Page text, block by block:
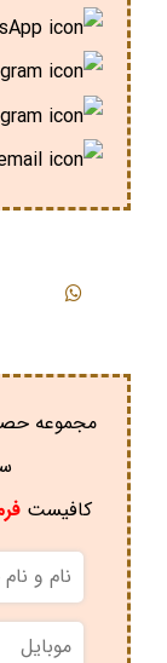
مجموعه
کافیست
نام
و
نام
خانوادگی
موبایل